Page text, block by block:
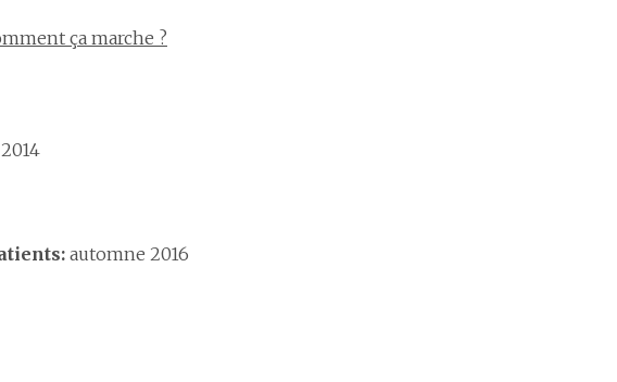
ça marche ?
automne 2016